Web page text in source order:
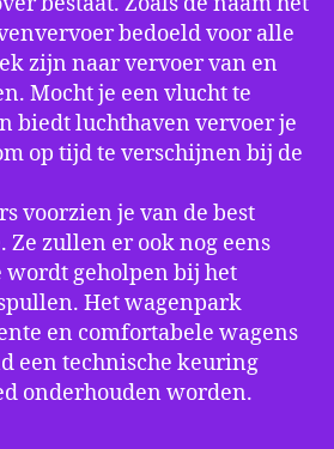
bedoeld voor alle
zijn naar vervoer van en
Mocht je een vlucht te
biedt luchthaven vervoer je
op tijd te verschijnen bij de
voorzien je van de best
zullen er ook nog eens
wordt geholpen bij het
Het wagenpark
en comfortabele wagens
een technische keuring
onderhouden worden.